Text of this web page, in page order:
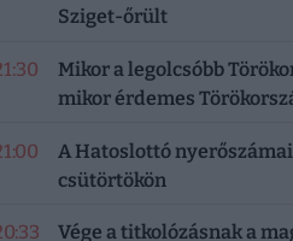
Sziget-őrült
Mikor a legolcsóbb
mikor érdemes
A Hatoslottó nyerőszámai
csütörtökön
Vége a titkolózásnak a